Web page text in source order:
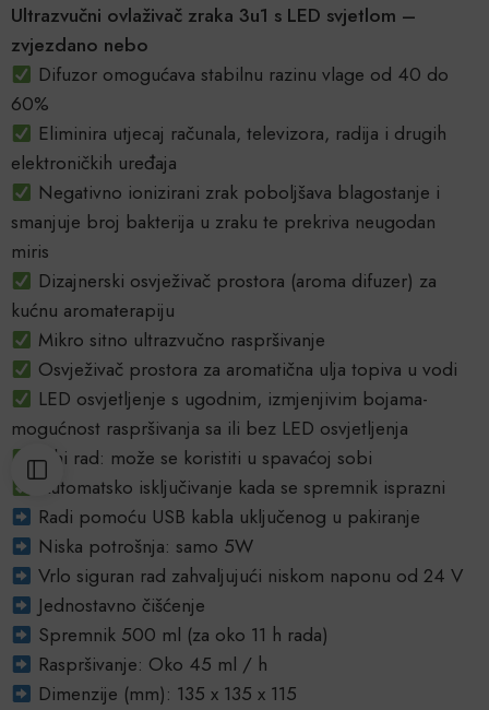
Ultrazvučni ovlaživač zraka 3u1 s LED svjetlom –
zvjezdano nebo
Difuzor omogućava stabilnu razinu vlage od 40 do
60%
Eliminira utjecaj računala, televizora, radija i drugih
elektroničkih uređaja
Negativno ionizirani zrak poboljšava blagostanje i
smanjuje broj bakterija u zraku te prekriva neugodan
miris
Dizajnerski osvježivač prostora (aroma difuzer) za
kućnu aromaterapiju
Mikro sitno ultrazvučno raspršivanje
Osvježivač prostora za aromatična ulja topiva u vodi
LED osvjetljenje s ugodnim, izmjenjivim bojama-
mogućnost raspršivanja sa ili bez LED osvjetljenja
Tihi rad: može se koristiti u spavaćoj sobi
Automatsko isključivanje kada se spremnik isprazni
Radi pomoću USB kabla uključenog u pakiranje
Niska potrošnja: samo 5W
Vrlo siguran rad zahvaljujući niskom naponu od 24 V
Jednostavno čišćenje
Spremnik 500 ml (za oko 11 h rada)
Raspršivanje: Oko 45 ml / h
Dimenzije (mm): 135 x 135 x 115